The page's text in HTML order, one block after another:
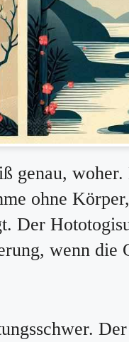
genau, woher.
ohne
Der
wenn die